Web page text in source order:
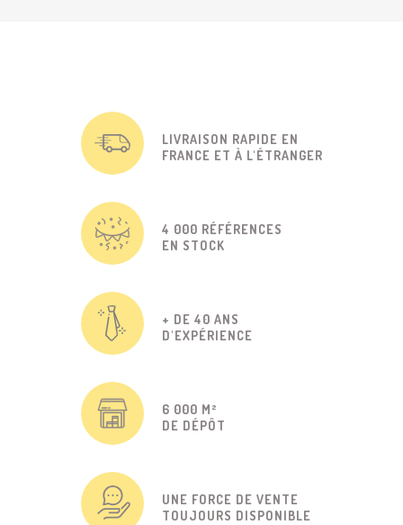
LIVRAISON RAPIDE EN
FRANCE ET À L'ÉTRANGER
4 000 RÉFÉRENCES
EN STOCK
+ DE 40 ANS
D'EXPÉRIENCE
6 000 M²
DE DÉPÔT
UNE FORCE DE VENTE
TOUJOURS DISPONIBLE